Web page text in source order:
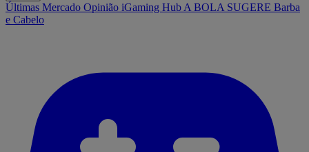
Últimas Mercado Opinião iGaming Hub A BOLA SUGERE Barba
e Cabelo